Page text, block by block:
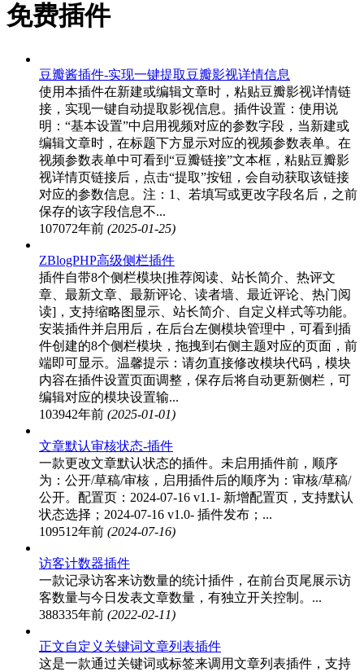
免费插件
豆瓣酱插件-实现一键提取豆瓣影视详情信息
使用本插件在新建或编辑文章时，粘贴豆瓣影视详情链
接，实现一键自动提取影视信息。插件设置：使用说
明：“基本设置”中启用视频对应的参数字段，当新建或
编辑文章时，在标题下方显示对应的视频参数表单。在
视频参数表单中可看到“豆瓣链接”文本框，粘贴豆瓣影
视详情页链接后，点击“提取”按钮，会自动获取该链接
对应的参数信息。注：1、若填写或更改字段名后，之前
保存的该字段信息不...
107072年前 (2025-01-25)
ZBlogPHP高级侧栏插件
插件自带8个侧栏模块[推荐阅读、站长简介、热评文
章、最新文章、最新评论、读者墙、最近评论、热门阅
读]，支持缩略图显示、站长简介、自定义样式等功能。
安装插件并启用后，在后台左侧模块管理中，可看到插
件创建的8个侧栏模块，拖拽到右侧主题对应的页面，前
端即可显示。温馨提示：请勿直接修改模块代码，模块
内容在插件设置页面调整，保存后将自动更新侧栏，可
编辑对应的模块设置输...
103942年前 (2025-01-01)
文章默认审核状态-插件
一款更改文章默认状态的插件。未启用插件前，顺序
为：公开/草稿/审核，启用插件后的顺序为：审核/草稿/
公开。配置页：2024-07-16 v1.1- 新增配置页，支持默认
状态选择；2024-07-16 v1.0- 插件发布；...
10951 2年前 (2024-07-16)
访客计数器插件
一款记录访客来访数量的统计插件，在前台页尾展示访
客数量与今日发表文章数量，有独立开关控制。...
388335年前 (2022-02-11)
正文自定义关键词文章列表插件
这是一款通过关键词或标签来调用文章列表插件，支持